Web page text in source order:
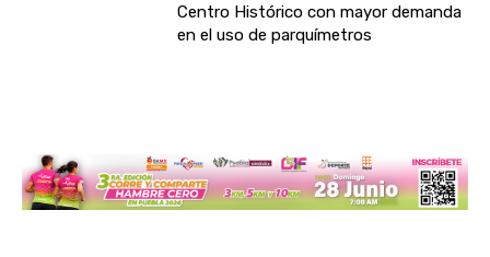
Centro Histórico con mayor demanda
en el uso de parquímetros